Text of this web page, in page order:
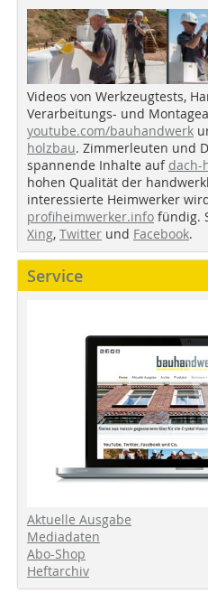
Videos von Werkzeugtests,
Verarbeitungs- und
youtube.com/bauhandwerk
holzbau. Zimmerleuten und
spannende Inhalte auf dach-
hohen Qualität der
interessierte Heimwerker
profiheimwerker.info fündig.
Xing, Twitter und Facebook.
Service
Aktuelle Ausgabe
Mediadaten
Abo-Shop
Heftarchiv